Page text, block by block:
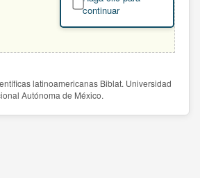
continuar
latinoamericanas Biblat. Universidad
Autónoma de México.